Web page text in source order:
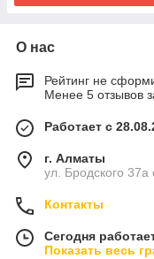
О нас
Рейтинг не
Менее 5 отзывов
Работает с
г. Алматы
ул. Бродского
Контакты
Сегодня
Показать весь